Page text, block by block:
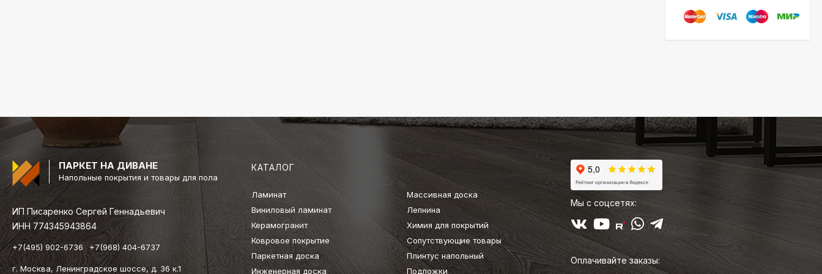
ПАРКЕТ НА ДИВАНЕ
Напольные покрытия и товары для пола
ИП Писаренко Сергей Геннадьевич
ИНН 774345943864
+7(495) 902-6736 +7(968) 404-6737
г. Москва, Ленинградское шоссе, д. 36 к.1
КАТАЛОГ
Ламинат
Виниловый ламинат
Керамогранит
Ковровое покрытие
Паркетная доска
Инженерная доска
Массивная доска
Лепнина
Химия для покрытий
Сопутствующие товары
Плинтус напольный
Подложки
Мы с соцсетях:
Оплачивайте заказы: